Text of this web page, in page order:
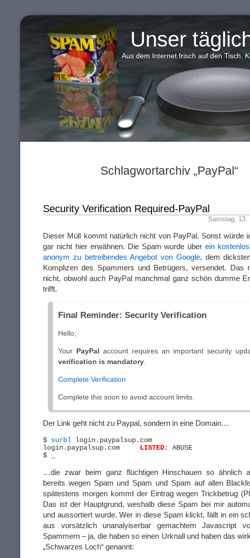
Unser
Aus dem Internet frisch auf den Tisch.
Schlagwortarchiv „PayPal“
Security Verification Required-PayPal
Samstag, 13.
Dieser Müll kommt natürlich nicht von PayPal. Sonst würde
gar nicht hier erwähnen. Die Spam wurde überein
anonym zu betreibendes Angebot von Google, dem
Komplizen des Spammers und Betrügers, versendet. Das
nicht, obwohl auch PayPal manchmal ganz schön dumme
trifft.
Fin​al Rem​inder: S​ecurity Verifi​cation
Hello,
Your PayPal account requires an impo​rtant secu​rity
verification is mandatory
Com​plete Verifi​cation
Complete this soon to avoid acco​unt limits.
Der Link geht nicht zu Paypal, sondern in eine Domain…
$ surbl login.paypalsup.com
LISTED:
ABUSE
…die zwar beim ganz flüchtigen Hinschauen so ähnlich
bereits wegen Spam und Spam und Spam auf allen
spätestens morgen kommt der Eintrag wegen Trickbetrug
Das ist der Hauptgrund, weshalb diese Spam bei mir
und aussortiert wurde. Wer in diese Spam klickt, fällt in ein
aus vorsätzlich unanalyiserbar gemachtem Javascript
Spammern – ja, die haben so einen Urknall und haben das
„Schwarzes Loch“ genannt: